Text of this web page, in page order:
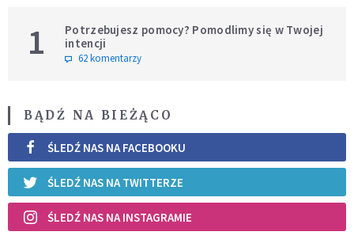
1
Potrzebujesz pomocy? Pomodlimy się w Twojej
intencji
62 komentarzy
BĄDŹ NA BIEŻĄCO
ŚLEDŹ NAS NA FACEBOOKU
ŚLEDŹ NAS NA TWITTERZE
ŚLEDŹ NAS NA INSTAGRAMIE